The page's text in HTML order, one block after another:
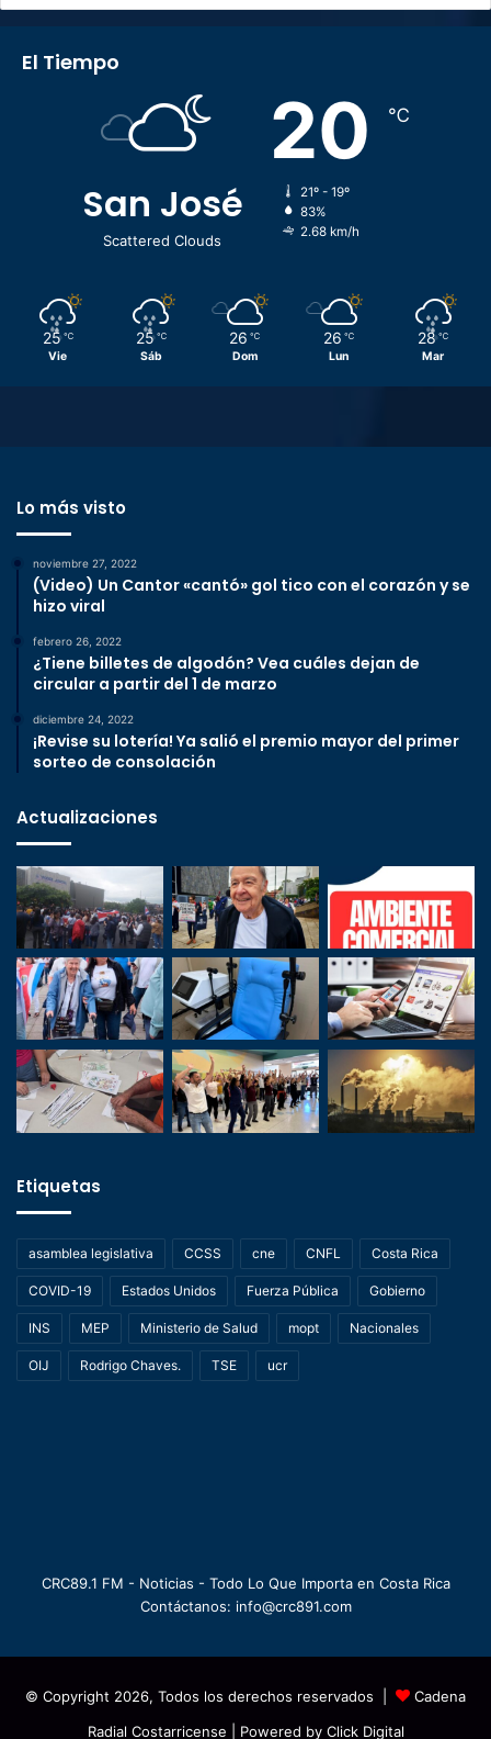
El Tiempo
San José
Scattered Clouds
20 ℃
21º - 19º
83%
2.68 km/h
25 ℃
Vie
25 ℃
Sáb
26 ℃
Dom
26 ℃
Lun
28 ℃
Mar
Lo más visto
noviembre 27, 2022
(Video) Un Cantor «cantó» gol tico con el corazón y se
hizo viral
febrero 26, 2022
¿Tiene billetes de algodón? Vea cuáles dejan de
circular a partir del 1 de marzo
diciembre 24, 2022
¡Revise su lotería! Ya salió el premio mayor del primer
sorteo de consolación
Actualizaciones
Etiquetas
asamblea legislativa CCSS cne CNFL Costa Rica
COVID-19 Estados Unidos Fuerza Pública Gobierno
INS MEP Ministerio de Salud mopt Nacionales
OIJ Rodrigo Chaves. TSE ucr
CRC89.1 FM - Noticias - Todo Lo Que Importa en Costa Rica
Contáctanos: info@crc891.com
© Copyright 2026, Todos los derechos reservados |
Cadena
Radial Costarricense | Powered by Click Digital